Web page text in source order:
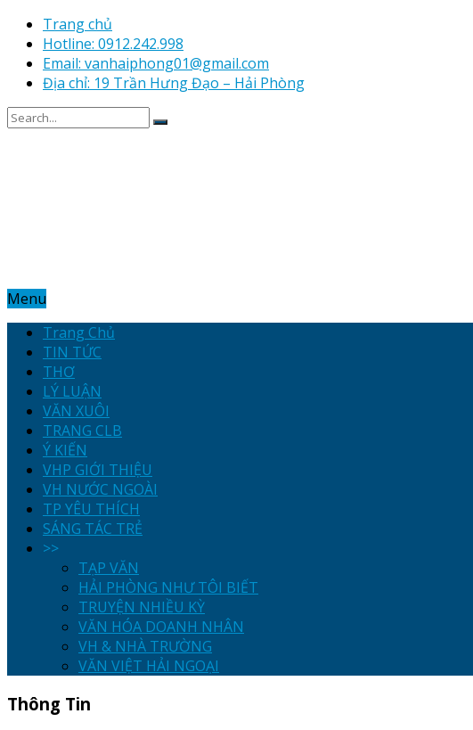
Trang chủ
Hotline: 0912.242.998
Email: vanhaiphong01@gmail.com
Địa chỉ: 19 Trần Hưng Đạo – Hải Phòng
Menu
Trang Chủ
TIN TỨC
THƠ
LÝ LUẬN
VĂN XUÔI
TRANG CLB
Ý KIẾN
VHP GIỚI THIỆU
VH NƯỚC NGOÀI
TP YÊU THÍCH
SÁNG TÁC TRẺ
>>
TẠP VĂN
HẢI PHÒNG NHƯ TÔI BIẾT
TRUYỆN NHIỀU KỲ
VĂN HÓA DOANH NHÂN
VH & NHÀ TRƯỜNG
VĂN VIỆT HẢI NGOẠI
Thông Tin